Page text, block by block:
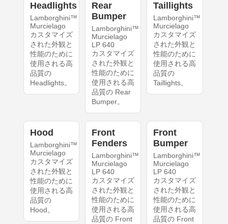
Headlights
Lamborghini™
Murcielago
カスタマイズ
された外観と
性能のために
使用される高
品質の
Headlights。
Rear
Bumper
Lamborghini™
Murcielago
LP 640
カスタマイズ
された外観と
性能のために
使用される高
品質の Rear
Bumper。
Taillights
Lamborghini™
Murcielago
カスタマイズ
された外観と
性能のために
使用される高
品質の
Taillights。
Hood
Lamborghini™
Murcielago
カスタマイズ
された外観と
性能のために
使用される高
品質の
Hood。
Front
Fenders
Lamborghini™
Murcielago
LP 640
カスタマイズ
された外観と
性能のために
使用される高
品質の Front
Front
Bumper
Lamborghini™
Murcielago
LP 640
カスタマイズ
された外観と
性能のために
使用される高
品質の Front